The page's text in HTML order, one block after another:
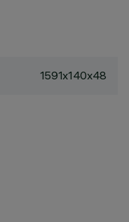
1591x140x48